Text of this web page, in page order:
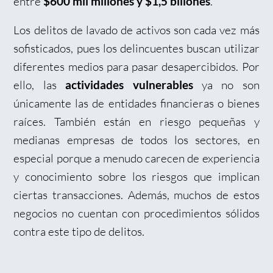
Los delitos de lavado de activos son cada vez más
sofisticados, pues los delincuentes buscan utilizar
diferentes medios para pasar desapercibidos. Por
ello, lasactividades vulnerables ya no son
únicamente las de entidades financieras o bienes
raíces. También están en riesgo pequeñas y
medianas empresas de todos los sectores, en
especial porque a menudo carecen de experiencia
y conocimiento sobre los riesgos que implican
ciertas transacciones. Además, muchos de estos
negocios no cuentan con procedimientos sólidos
contra este tipo de delitos.